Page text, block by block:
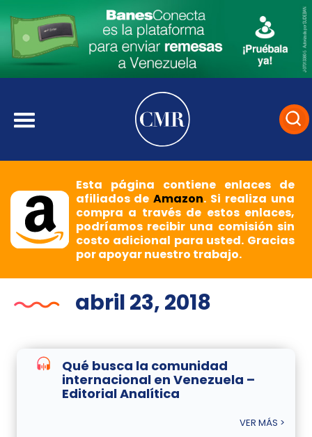
Esta página contiene enlaces de
afiliados deAmazon. Si realiza una
compra a través de estos enlaces,
podríamos recibir una comisión sin
costo adicional para usted. Gracias
por apoyar nuestro trabajo.
abril 23, 2018
Qué busca la comunidad
internacional en Venezuela –
Editorial Analítica
VER MÁS >